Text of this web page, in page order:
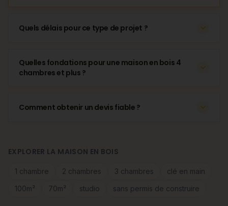
Quels délais pour ce type de projet ?
Quelles fondations pour une maison en bois 4
chambres et plus ?
Comment obtenir un devis fiable ?
EXPLORER LA MAISON EN BOIS
1 chambre 2 chambres 3 chambres
clé en main
100m²
70m² studio sans permis de construire